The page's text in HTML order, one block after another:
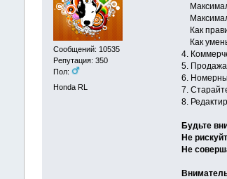
Сообщений: 10535
Репутация: 350
Пол:
Honda RL
Как
Как
4.
5.
6.
7.
8.
Будьте
Не
Не